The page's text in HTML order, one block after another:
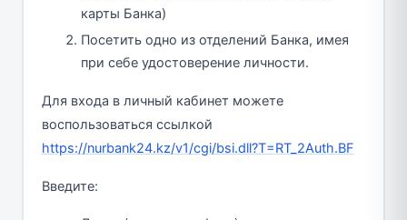
карты Банка)
Посетить одно из отделений Банка, имея
при себе удостоверение личности.
Для входа в личный кабинет можете
воспользоваться ссылкой
https://nurbank24.kz/v1/cgi/bsi.dll?T=RT_2Auth.BF
Введите: